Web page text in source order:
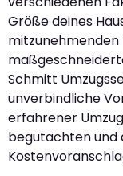
Größe deines
mitzunehmenden
Schmitt
unverbindliche
erfahrener
begutachten und